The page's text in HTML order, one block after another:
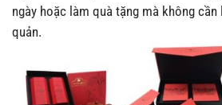
ngày hoặc làm quà tặng mà không
quản.